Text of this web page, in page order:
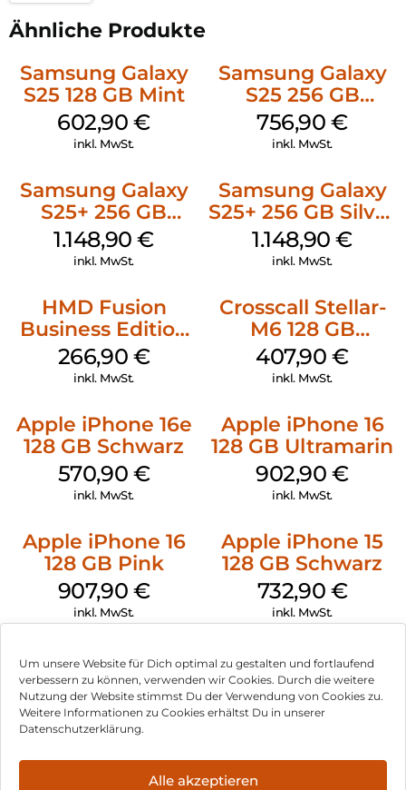
Um unsere Website für Dich optimal zu gestalten und fortlaufend
verbessern zu können, verwenden wir Cookies. Durch die weitere
Nutzung der Website stimmst Du der Verwendung von Cookies zu.
Weitere Informationen zu Cookies erhältst Du in unserer
Datenschutzerklärung.
Alle akzeptieren
Ähnliche Produkte
Samsung Galaxy
S25 128 GB Mint
602,90€
inkl. MwSt.
Samsung Galaxy
S25 256 GB
Icyblue
756,90€
inkl. MwSt.
Samsung Galaxy
S25+ 256 GB
Icyblue
1.148,90€
inkl. MwSt.
Samsung Galaxy
S25+ 256 GB Silver
Shadow
1.148,90€
inkl. MwSt.
HMD Fusion
Business Edition
256 GB Grey
266,90 €
inkl. MwSt.
Crosscall Stellar-
M6 128 GB
Schwarz
407,90€
inkl. MwSt.
Apple iPhone 16e
128 GB Schwarz
570,90 €
inkl. MwSt.
Apple iPhone 16
128 GB Ultramarin
902,90€
inkl. MwSt.
Apple iPhone 16
128 GB Pink
907,90 €
inkl. MwSt.
Apple iPhone 15
128 GB Schwarz
732,90 €
inkl. MwSt.
Impressum